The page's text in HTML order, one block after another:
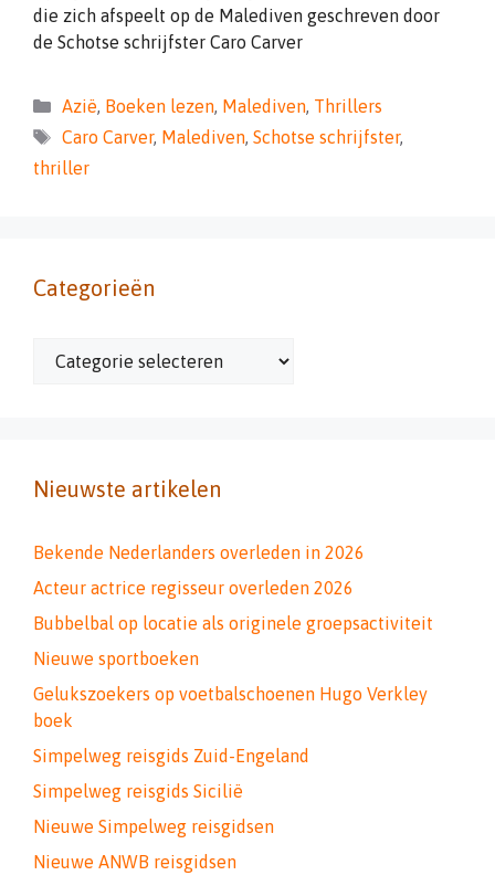
die zich afspeelt op de Malediven geschreven door
de Schotse schrijfster Caro Carver
Categorieën
Azië, Boeken lezen, Malediven, Thrillers
Tags
Caro Carver, Malediven, Schotse schrijfster,
thriller
Categorieën
Categorieën
Nieuwste artikelen
Bekende Nederlanders overleden in 2026
Acteur actrice regisseur overleden 2026
Bubbelbal op locatie als originele groepsactiviteit
Nieuwe sportboeken
Gelukszoekers op voetbalschoenen Hugo Verkley
boek
Simpelweg reisgids Zuid-Engeland
Simpelweg reisgids Sicilië
Nieuwe Simpelweg reisgidsen
Nieuwe ANWB reisgidsen